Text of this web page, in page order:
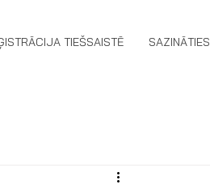
TIEŠSAISTĒ SAZINĀTIES